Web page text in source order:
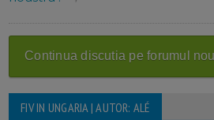
Continua discutia pe forumul
FIV IN UNGARIA | AUTOR: ALÉ